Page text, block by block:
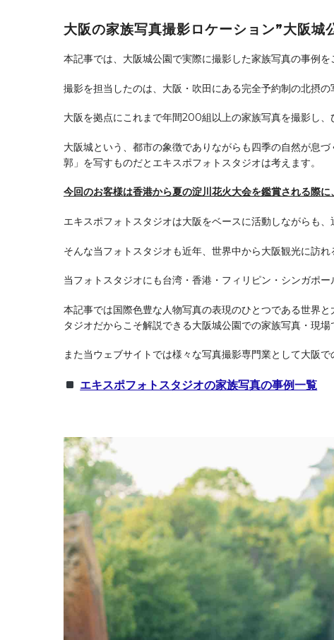
大阪の家族写真撮影ロケーション”大阪城
本記事では、大阪城公園で実際に撮影した家族写真の事例を
撮影を担当したのは、大阪・吹田にある完全予約制の北摂
大阪を拠点にこれまで年間200組以上の家族写真を撮影し
大阪城という、都市の象徴でありながらも四季の自然が息
郭」を写すものだとエキスポフォトスタジオは考えます。
今回のお客様は香港から夏の淀川花火大会を鑑賞される際
エキスポフォトスタジオは大阪をベースに活動しながらも
そんな当フォトスタジオも近年、世界中から大阪観光に訪れ
当フォトスタジオにも台湾・香港・フィリピン・シンガポ
本記事では国際色豊な人物写真の表現のひとつである世界
タジオだからこそ解説できる大阪城公園での家族写真・現
また当ウェブサイトでは様々な写真撮影専門業として大阪
エキスポフォトスタジオの家族写真の事例一覧